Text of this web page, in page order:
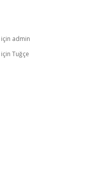
için admin
için Tuğçe